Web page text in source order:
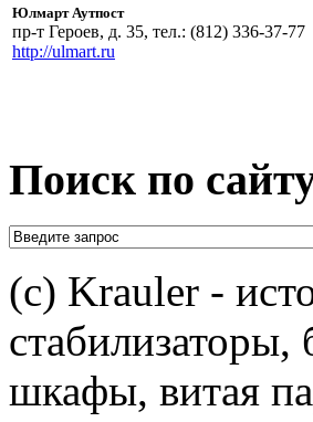
Юлмарт Аутпост
пр-т Героев, д. 35, тел.: (812) 336-37-77
http://ulmart.ru
Поиск по
(c) Krauler -
стабилизаторы,
шкафы, витая